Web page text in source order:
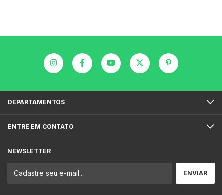
DEPARTAMENTOS
ENTRE EM CONTATO
NEWSLETTER